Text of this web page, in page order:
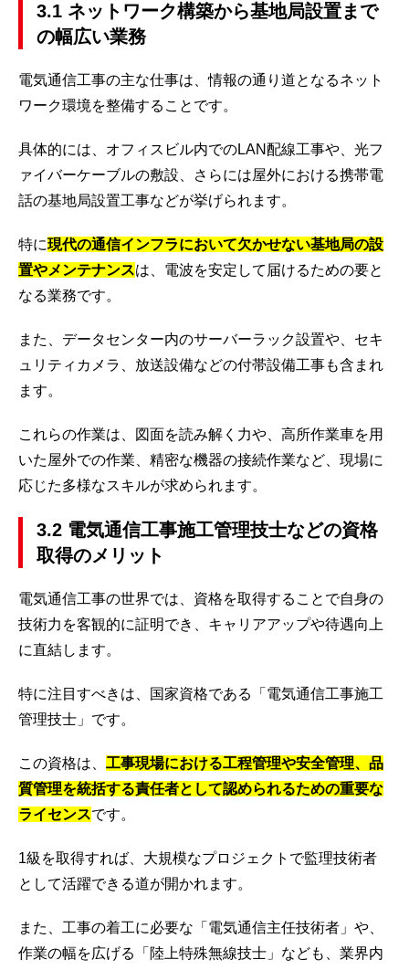
3.1 ネットワーク構築から基地局設置まで
の幅広い業務
電気通信工事の主な仕事は、情報の通り道となるネット
ワーク環境を整備することです。
具体的には、オフィスビル内でのLAN配線工事や、光フ
ァイバーケーブルの敷設、さらには屋外における携帯電
話の基地局設置工事などが挙げられます。
特に現代の通信インフラにおいて欠かせない基地局の設
置やメンテナンスは、電波を安定して届けるための要と
なる業務です。
また、データセンター内のサーバーラック設置や、セキ
ュリティカメラ、放送設備などの付帯設備工事も含まれ
ます。
これらの作業は、図面を読み解く力や、高所作業車を用
いた屋外での作業、精密な機器の接続作業など、現場に
応じた多様なスキルが求められます。
3.2 電気通信工事施工管理技士などの資格
取得のメリット
電気通信工事の世界では、資格を取得することで自身の
技術力を客観的に証明でき、キャリアアップや待遇向上
に直結します。
特に注目すべきは、国家資格である「電気通信工事施工
管理技士」です。
この資格は、 工事現場における工程管理や安全管理、品
質管理を統括する責任者として認められるための重要な
ライセンスです。
1級を取得すれば、大規模なプロジェクトで監理技術者
として活躍できる道が開かれます。
また、工事の着工に必要な「電気通信主任技術者」や、
作業の幅を広げる「陸上特殊無線技士」なども、業界内